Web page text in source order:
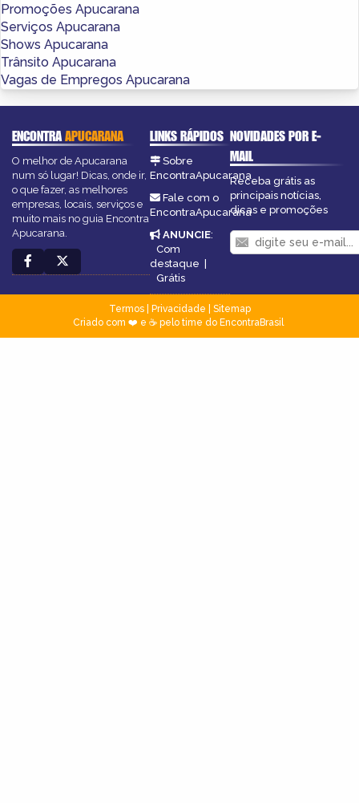
Promoções Apucarana
Serviços Apucarana
Shows Apucarana
Trânsito Apucarana
Vagas de Empregos Apucarana
ENCONTRAAPUCARANA
O melhor de Apucarana
num só lugar! Dicas, onde ir,
o que fazer, as melhores
empresas, locais, serviços e
muito mais no guia Encontra
Apucarana.
LINKS RÁPIDOS
Sobre
EncontraApucarana
Fale com o
EncontraApucarana
ANUNCIE:
Com
destaque
Grátis
NOVIDADES POR E-
MAIL
Receba grátis as
principais notícias,
dicas e promoções
Termos| Privacidade
Sitemap
Criado com ❤️ e ☕ pelo time do EncontraBrasil